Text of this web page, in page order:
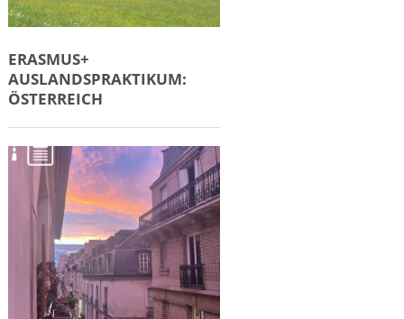
ERASMUS+
AUSLANDSPRAKTIKUM:
ÖSTERREICH